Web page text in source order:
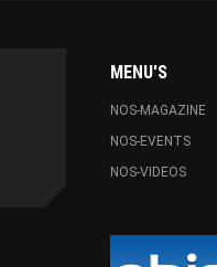
MENU'S
NOS-MAGAZINE
NOS-EVENTS
NOS-VIDEOS